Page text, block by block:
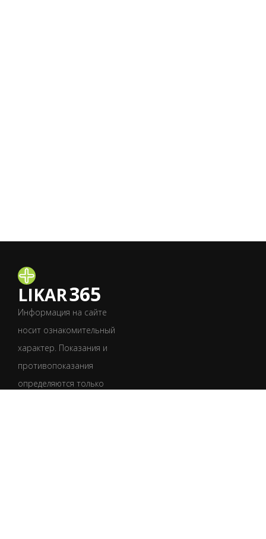
LIKAR365
Информация на сайте
носит ознакомительный
характер. Показания и
противопоказания
определяются только